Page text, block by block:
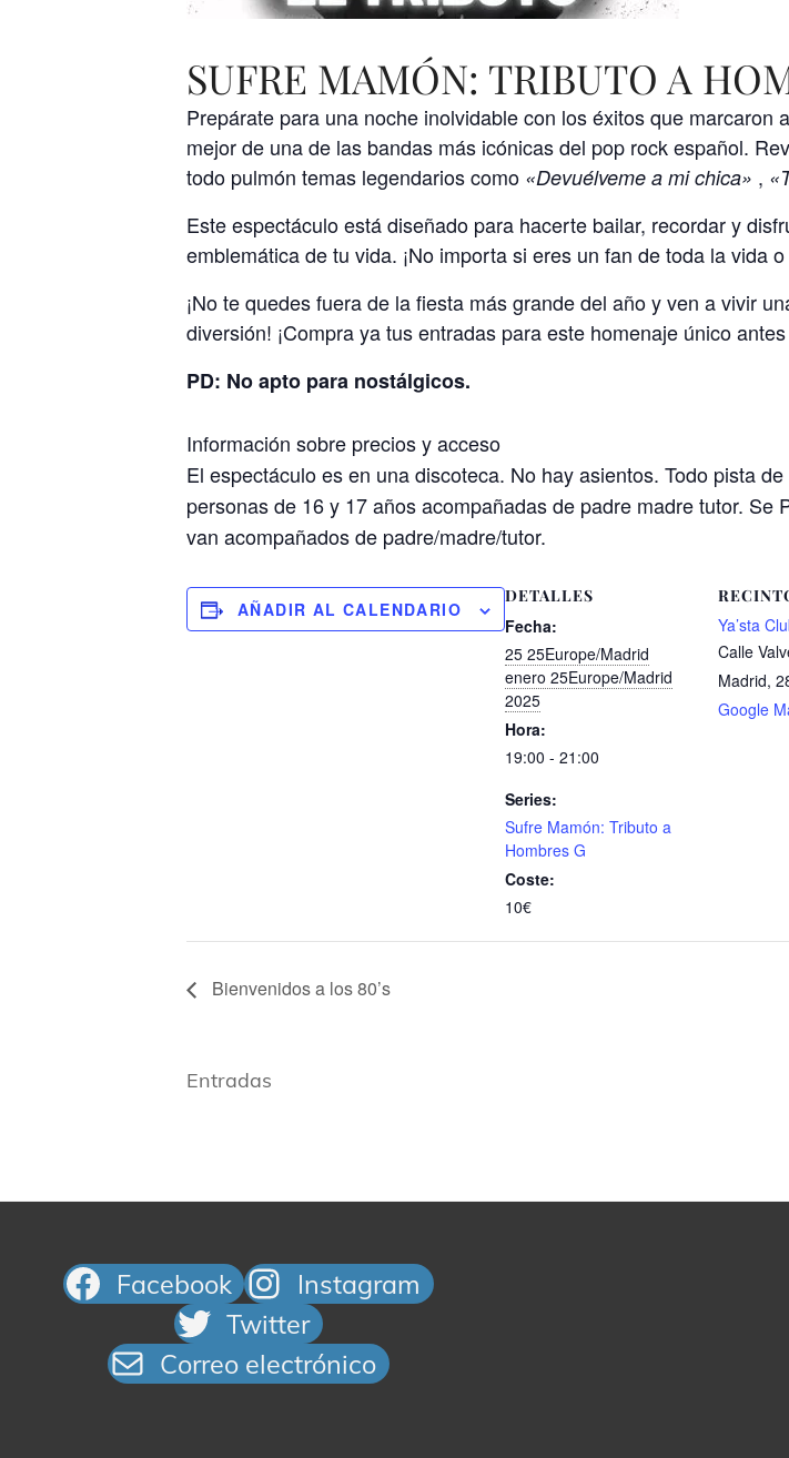
SUFRE MAMÓN: TRIBUTO A
Prepárate para una noche inolvidable con los éxitos que
mejor de una de las bandas más icónicas del pop rock español.
todo pulmón temas legendarios como «Devuélveme a mi chica» ,
Este espectáculo está diseñado para hacerte bailar, recordar y
emblemática de tu vida. ¡No importa si eres un fan de toda la vida
¡No te quedes fuera de la fiesta más grande del año y ven a vivir
diversión! ¡Compra ya tus entradas para este homenaje único
PD: No apto para nostálgicos.
Información sobre precios y acceso
El espectáculo es en una discoteca. No hay asientos. Todo pista
personas de 16 y 17 años acompañadas de padre madre tutor.
van acompañados de padre/madre/tutor.
AÑADIR AL CALENDARIO
DETALLES
Fecha:
25 25Europe/Madrid
enero 25Europe/Madrid
2025
Hora:
19:00 - 21:00
Series:
Sufre Mamón: Tributo a
Hombres G
Coste:
10€
Ya’sta
Calle
Madrid,
Google
Bienvenidos a los 80’s
Entradas
Facebook
Instagram
Twitter
Correo electrónico